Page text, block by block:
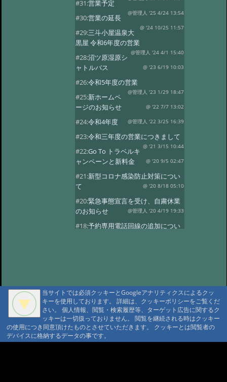
#31:営業予定
@管理人 '25 4/24 13:54
#30:営業の延長
@ '24 10/25 11:57
#29:三斗小屋温泉大
黒屋 令和6年度の営業
@管理人 '24 4/1 15:40
#28:沼ツ原湿原シ
ャトルバス
@ '23 6/19 10:03
#26:令和5年度の営業
@管理人 '23 1/29 18:47
#25:新ホームペ
ージのお知らせ
@ '22 7/7 13:02
#24:令和4年度 @管理人 '22 3/25 16:39
#23:令和三年度の営業につきまして
@ '21 3/15 10:44
#22:Go To トラベルキ
ャンペーンと新料金
@ '20 9/5 02:47
#21:新型コロナ感染防止対策につい
て
@ '20 8/18 05:10
#20:緊急事態宣言を受け、自粛休業
のお知らせ
@管理人 '20 4/19 19:33
#18:予約専用電話回線の追加につい
#13:ご計画の方に @ '18 7/23 00:55
#12: 4月中頃営業はじめます
@ '18 3/17 00:44
#11:今年の小屋締め、
冬期休業
当サイトでは必須クッキーとGoogleアナリティクスによるクッ
キーを使用しております。 詳細は、クッキーポリシーをご覧くだ
さい。 個人情報、閲覧・検索履歴等、ターゲット広告に関するク
ッキーは一切扱っておりません。 閲覧を継続される時はクッキー
の使用につき同意頂けたものとさせていただきます。 クッキーとは閲覧者の
デバイスに格納するデータの事です。